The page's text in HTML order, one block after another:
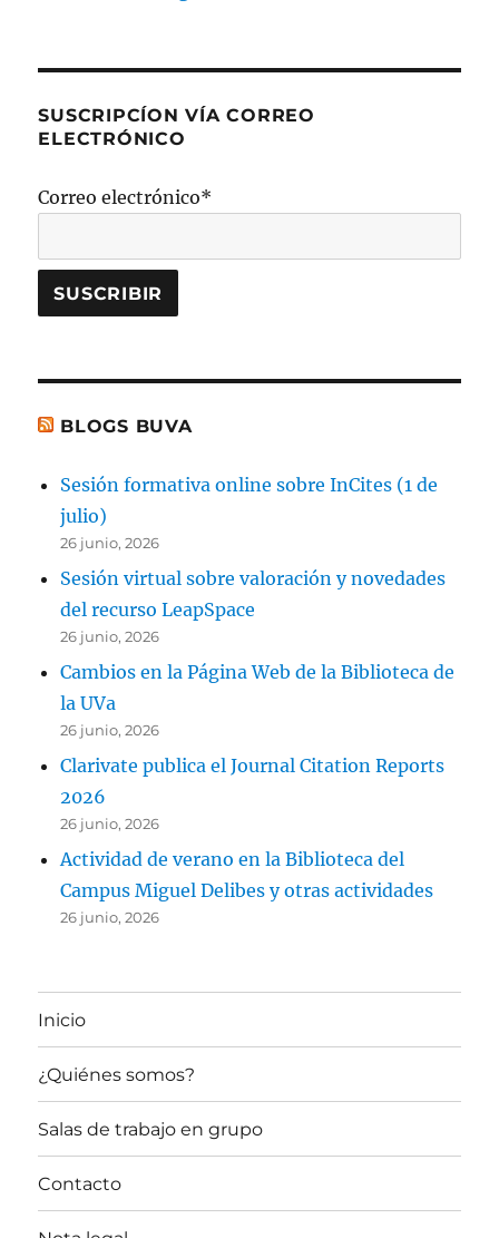
SUSCRIPCÍON VÍA CORREO
ELECTRÓNICO
Correo electrónico*
BLOGS BUVA
Sesión formativa online sobre InCites (1 de
julio)
26 junio, 2026
Sesión virtual sobre valoración y novedades
del recurso LeapSpace
26 junio, 2026
Cambios en la Página Web de la Biblioteca de
la UVa
26 junio, 2026
Clarivate publica el Journal Citation Reports
2026
26 junio, 2026
Actividad de verano en la Biblioteca del
Campus Miguel Delibes y otras actividades
26 junio, 2026
Inicio
¿Quiénes somos?
Salas de trabajo en grupo
Contacto